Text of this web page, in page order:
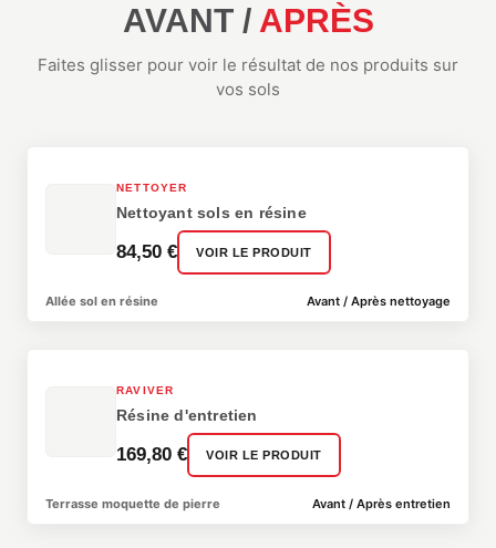
AVANT / APRÈS
Faites glisser pour voir le résultat de nos produits sur
vos sols
NETTOYER
Nettoyant sols en résine
84,50 € VOIR LE PRODUIT
Allée sol en résine Avant / Après nettoyage
↔
RAVIVER
Résine d'entretien
169,80 € VOIR LE PRODUIT
Terrasse moquette de pierre Avant / Après entretien
↔